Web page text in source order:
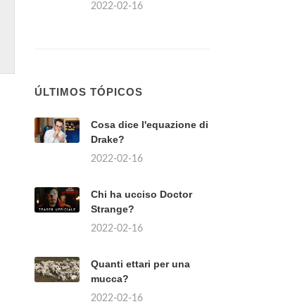
2022-02-16
ÚLTIMOS TÓPICOS
Cosa dice l'equazione di
Drake?
2022-02-16
Chi ha ucciso Doctor
Strange?
2022-02-16
Quanti ettari per una
mucca?
2022-02-16